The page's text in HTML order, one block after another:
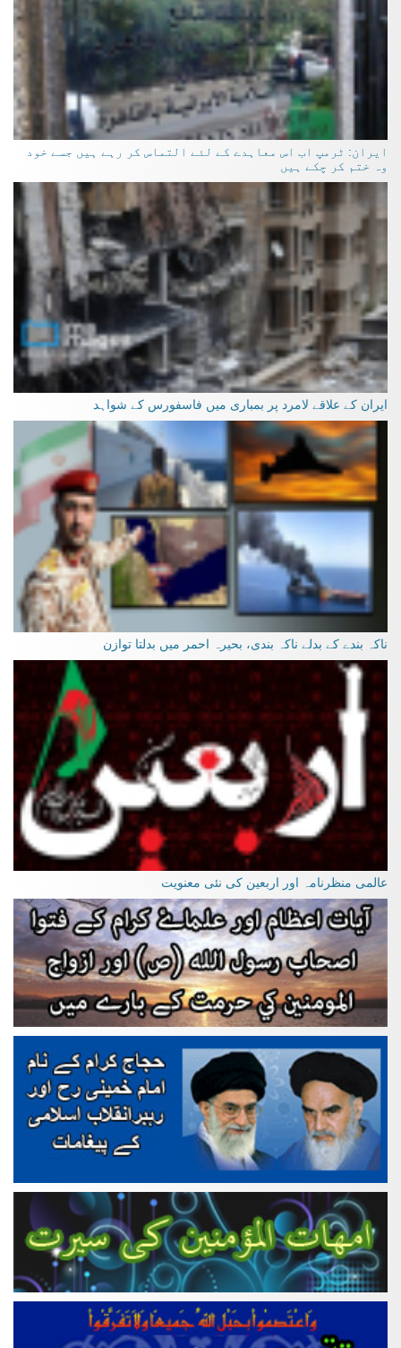
ایران: ٹرمپ اب اس معاہدے کے لئے التماس کر رہے ہیں جسے خود
وہ ختم کر چکے ہیں
ایران کے علاقے لامرد پر بمباری میں فاسفورس کے شواہد
ناکہ بندے کے بدلے ناکہ بندی، بحیرہ احمر میں بدلتا توازن
عالمی منظرنامہ اور اربعین کی نئی معنویت